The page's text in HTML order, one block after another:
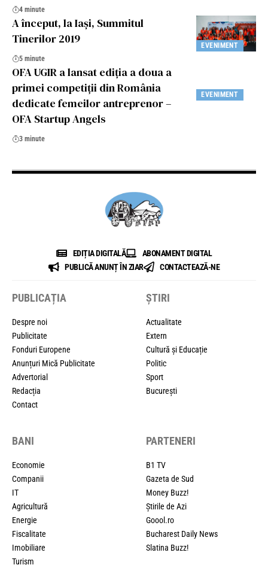
4 minute
EVENIMENT
A început, la Iaşi, Summitul
Tinerilor 2019
5 minute
EVENIMENT
OFA UGIR a lansat ediția a doua a
primei competiții din România
dedicate femeilor antreprenor –
OFA Startup Angels
3 minute
EDIȚIA DIGITALĂ
ABONAMENT DIGITAL
PUBLICĂ ANUNȚ ÎN ZIAR
CONTACTEAZĂ-NE
PUBLICAȚIA
Despre noi
Publicitate
Fonduri Europene
Anunțuri Mică Publicitate
Advertorial
Redacția
Contact
ȘTIRI
Actualitate
Extern
Cultură și Educație
Politic
Sport
București
BANI
Economie
Companii
IT
Agricultură
Energie
Fiscalitate
Imobiliare
Turism
PARTENERI
B1 TV
Gazeta de Sud
Money Buzz!
Știrile de Azi
Goool.ro
Bucharest Daily News
Slatina Buzz!